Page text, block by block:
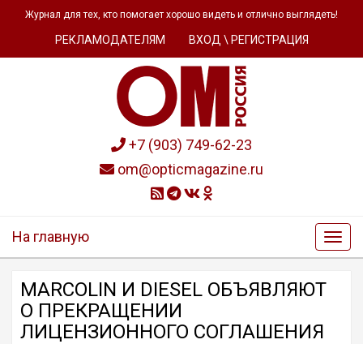
Журнал для тех, кто помогает хорошо видеть и отлично выглядеть!
РЕКЛАМОДАТЕЛЯМ ВХОД \ РЕГИСТРАЦИЯ
+7 (903) 749-62-23
om@opticmagazine.ru
На главную
MARCOLIN И DIESEL ОБЪЯВЛЯЮТ
О ПРЕКРАЩЕНИИ
ЛИЦЕНЗИОННОГО СОГЛАШЕНИЯ